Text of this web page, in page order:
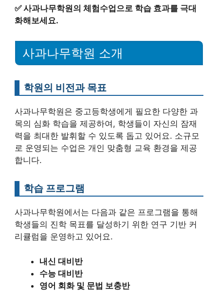
✅사과나무학원의 체험수업으로 학습 효과를 극대
화해보세요.
사과나무학원 소개
학원의 비전과 목표
사과나무학원은 중고등학생에게 필요한 다양한 과
목의 심화 학습을 제공하여, 학생들이 자신의 잠재
력을 최대한 발휘할 수 있도록 돕고 있어요. 소규모
로 운영되는 수업은 개인 맞춤형 교육 환경을 제공
합니다.
학습 프로그램
사과나무학원에서는 다음과 같은 프로그램을 통해
학생들의 진학 목표를 달성하기 위한 연구 기반 커
리큘럼을 운영하고 있어요.
내신 대비반
수능 대비반
영어 회화 및 문법 보충반